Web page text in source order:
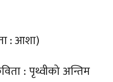
: आशा)
: पृथ्वीको अन्तिम